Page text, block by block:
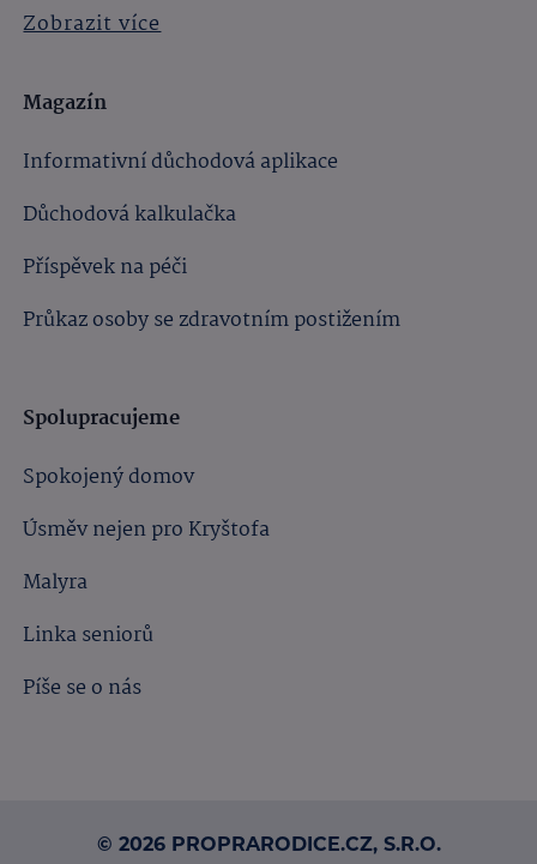
Zobrazit více
Magazín
Informativní důchodová aplikace
Důchodová kalkulačka
Příspěvek na péči
Průkaz osoby se zdravotním postižením
Spolupracujeme
Spokojený domov
Úsměv nejen pro Kryštofa
Malyra
Linka seniorů
Píše se o nás
© 2026 PROPRARODICE.CZ, S.R.O.